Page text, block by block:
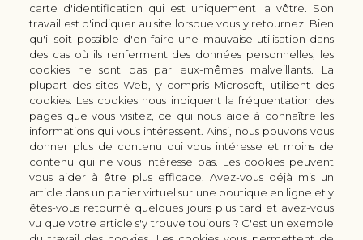
30 rue Colbert - 51100 REIMS - France
coutellerie.champenoise@gmail.com
+33 (0) 3 51 42 66 63
Boutique
LES GAMMES DE COUTEAUX KAI
LES ACCESSOIRES DE CUISINE KAI
CUTTERS & CISEAUX KAI
LES SERVICES/PRESTATIONS
Bon à savoir
Manuel d'aiguisage & entretien
Histoire du couteau japonais
Nous connaitre
Qui sommes-nous ?
Moyens de paiement
carte d'identification qui est uniquement la vôtre. Son
travail est d'indiquer au site lorsque vous y retournez. Bien
qu'il soit possible d'en faire une mauvaise utilisation dans
des cas où ils renferment des données personnelles, les
cookies ne sont pas par eux-mêmes malveillants. La
plupart des sites Web, y compris Microsoft, utilisent des
cookies. Les cookies nous indiquent la fréquentation des
pages que vous visitez, ce qui nous aide à connaître les
informations qui vous intéressent. Ainsi, nous pouvons vous
donner plus de contenu qui vous intéresse et moins de
contenu qui ne vous intéresse pas. Les cookies peuvent
vous aider à être plus efficace. Avez-vous déjà mis un
article dans un panier virtuel sur une boutique en ligne et y
êtes-vous retourné quelques jours plus tard et avez-vous
vu que votre article s'y trouve toujours ? C'est un exemple